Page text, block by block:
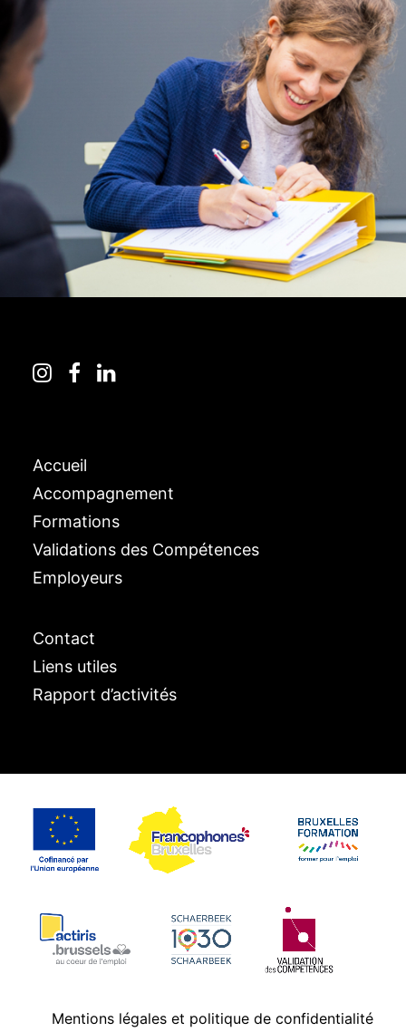
Accueil
Accompagnement
Formations
Validations des Compétences
Employeurs
Contact
Liens utiles
Rapport d’activités
Mentions légales et politique de confidentialité